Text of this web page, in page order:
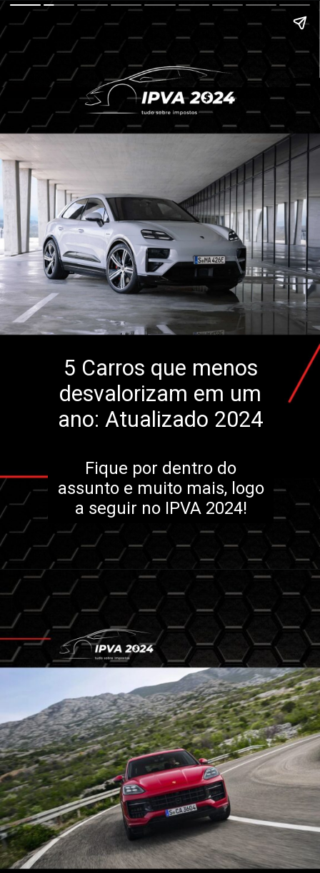
5 Carros que menos
desvalorizam em um
ano: Atualizado 2024
Fique por dentro do
assunto e muito mais, logo
a seguir no IPVA 2024!